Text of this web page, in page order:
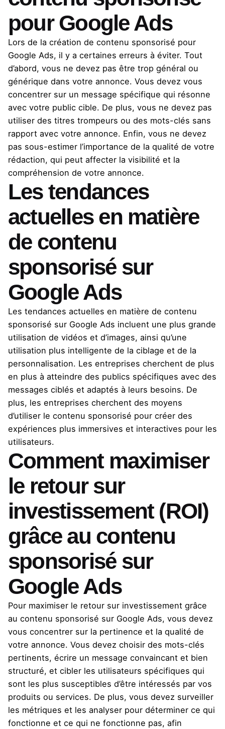
pour Google Ads
Lors de la création de contenu sponsorisé pour
Google Ads, il y a certaines erreurs à éviter. Tout
d’abord, vous ne devez pas être trop général ou
générique dans votre annonce. Vous devez vous
concentrer sur un message spécifique qui résonne
avec votre public cible. De plus, vous ne devez pas
utiliser des titres trompeurs ou des mots-clés sans
rapport avec votre annonce. Enfin, vous ne devez
pas sous-estimer l’importance de la qualité de votre
rédaction, qui peut affecter la visibilité et la
compréhension de votre annonce.
Les tendances
actuelles en matière
de contenu
sponsorisé sur
Google Ads
Les tendances actuelles en matière de contenu
sponsorisé sur Google Ads incluent une plus grande
utilisation de vidéos et d’images, ainsi qu’une
utilisation plus intelligente de la ciblage et de la
personnalisation. Les entreprises cherchent de plus
en plus à atteindre des publics spécifiques avec des
messages ciblés et adaptés à leurs besoins. De
plus, les entreprises cherchent des moyens
d’utiliser le contenu sponsorisé pour créer des
expériences plus immersives et interactives pour les
utilisateurs.
Comment maximiser
le retour sur
investissement (ROI)
grâce au contenu
sponsorisé sur
Google Ads
Pour maximiser le retour sur investissement grâce
au contenu sponsorisé sur Google Ads, vous devez
vous concentrer sur la pertinence et la qualité de
votre annonce. Vous devez choisir des mots-clés
pertinents, écrire un message convaincant et bien
structuré, et cibler les utilisateurs spécifiques qui
sont les plus susceptibles d’être intéressés par vos
produits ou services. De plus, vous devez surveiller
les métriques et les analyser pour déterminer ce qui
fonctionne et ce qui ne fonctionne pas, afin